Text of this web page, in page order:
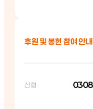
후원 및 봉헌 참여 안내
신협